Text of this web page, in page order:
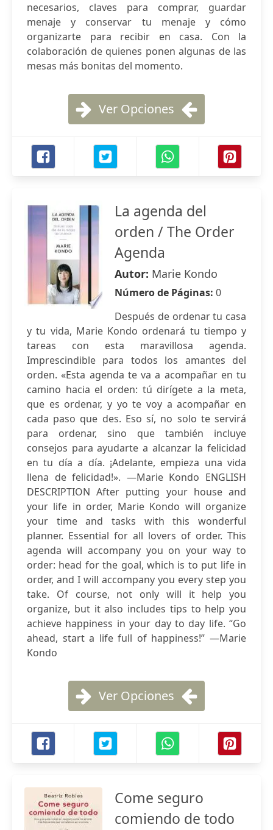
necesarios, claves para comprar, guardar
menaje y conservar tu menaje y cómo
organizarte para recibir en casa. Con la
colaboración de quienes ponen algunas de las
mesas más bonitas del momento.
Ver Opciones
La agenda del
orden / The Order
Agenda
Autor: Marie Kondo
Número de Páginas: 0
Después de ordenar tu casa
y tu vida, Marie Kondo ordenará tu tiempo y
tareas con esta maravillosa agenda.
Imprescindible para todos los amantes del
orden. «Esta agenda te va a acompañar en tu
camino hacia el orden: tú dirígete a la meta,
que es ordenar, y yo te voy a acompañar en
cada paso que des. Eso sí, no solo te servirá
para ordenar, sino que también incluye
consejos para ayudarte a alcanzar la felicidad
en tu día a día. ¡Adelante, empieza una vida
llena de felicidad!». —Marie Kondo ENGLISH
DESCRIPTION After putting your house and
your life in order, Marie Kondo will organize
your time and tasks with this wonderful
planner. Essential for all lovers of order. This
agenda will accompany you on your way to
order: head for the goal, which is to put life in
order, and I will accompany you every step you
take. Of course, not only will it help you
organize, but it also includes tips to help you
achieve happiness in your day to day life. “Go
ahead, start a life full of happiness!” —Marie
Kondo
Ver Opciones
Come seguro
comiendo de todo